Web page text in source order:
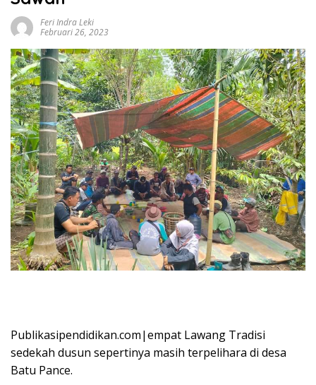
Feri Indra Leki
Februari 26, 2023
Publikasipendidikan.com|empat Lawang Tradisi
sedekah dusun sepertinya masih terpelihara di desa
Batu Pance.